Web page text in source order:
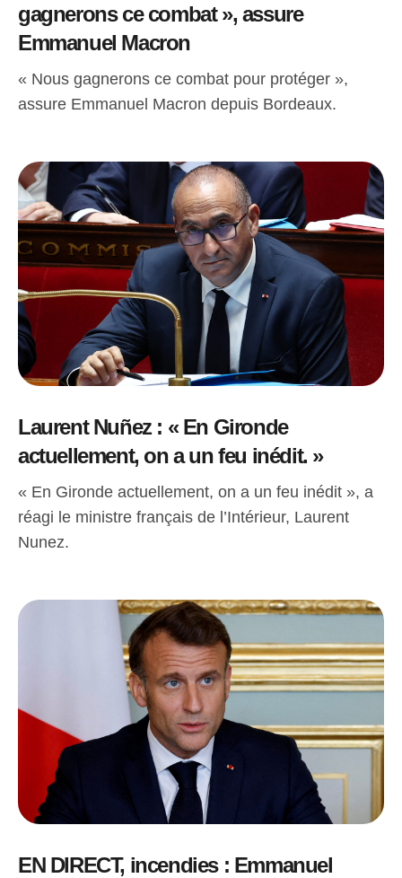
gagnerons ce combat », assure
Emmanuel Macron
« Nous gagnerons ce combat pour protéger »,
assure Emmanuel Macron depuis Bordeaux.
Laurent Nuñez : « En Gironde
actuellement, on a un feu inédit. »
« En Gironde actuellement, on a un feu inédit », a
réagi le ministre français de l’Intérieur, Laurent
Nunez.
EN DIRECT, incendies : Emmanuel